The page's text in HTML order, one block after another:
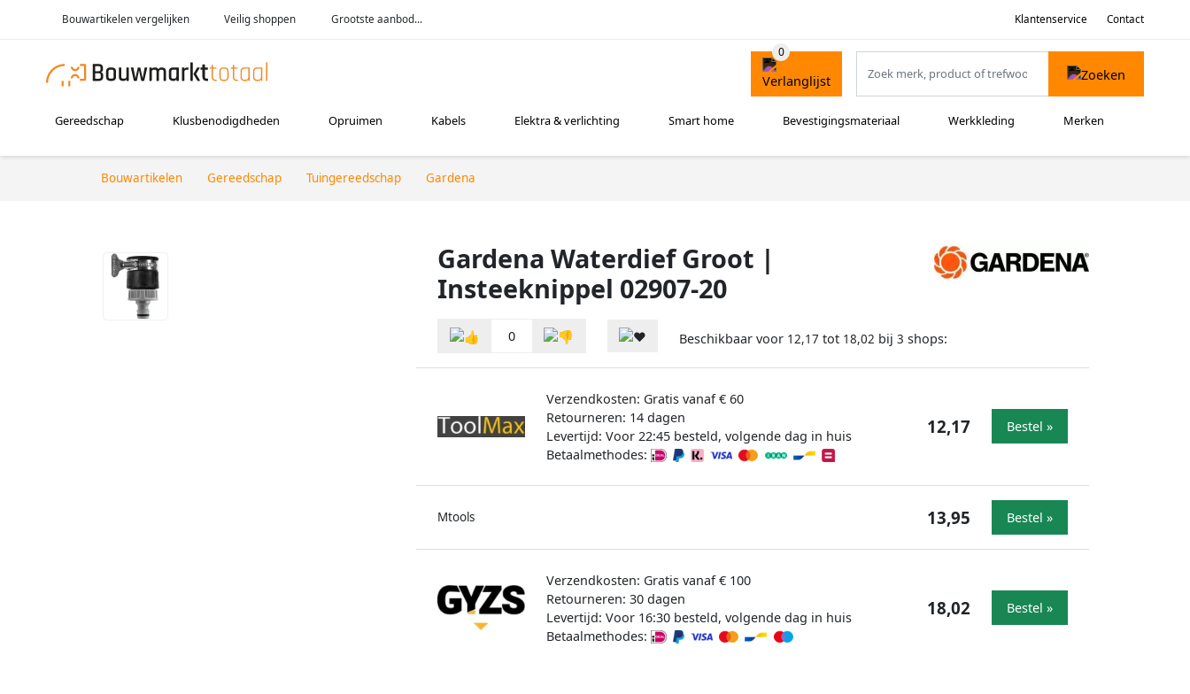
Bouwartikelen vergelijken Veilig shoppen Grootste aanbod... Klantenservice Contact
Gereedschap Klusbenodigdheden Opruimen Kabels Elektra & verlichting Smart home Bevestigingsmateriaal Werkkleding Merken
Bouwartikelen Gereedschap Tuingereedschap Gardena
Gardena Waterdief Groot |
Insteeknippel 02907-20
0 Beschikbaar voor 12,17 tot 18,02 bij 3 shops:
Verzendkosten: Gratis vanaf € 60
Retourneren: 14 dagen
Levertijd: Voor 22:45 besteld, volgende dag in huis
Betaalmethodes:
12,17 Bestel »
Mtools 13,95 Bestel »
Verzendkosten: Gratis vanaf € 100
Retourneren: 30 dagen
Levertijd: Voor 16:30 besteld, volgende dag in huis
Betaalmethodes:
18,02 Bestel »